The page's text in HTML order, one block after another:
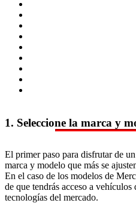
1. Seleccione la marca y
El primer paso para disfrutar de
marca y modelo que más se
En el caso de los modelos de
de que tendrás acceso a
tecnologías del mercado.